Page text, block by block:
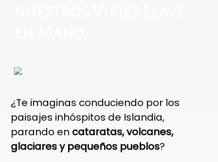
¿Te imaginas conduciendo por los
paisajes inhóspitos de Islandia,
parando en cataratas, volcanes,
glaciares y pequeños pueblos?